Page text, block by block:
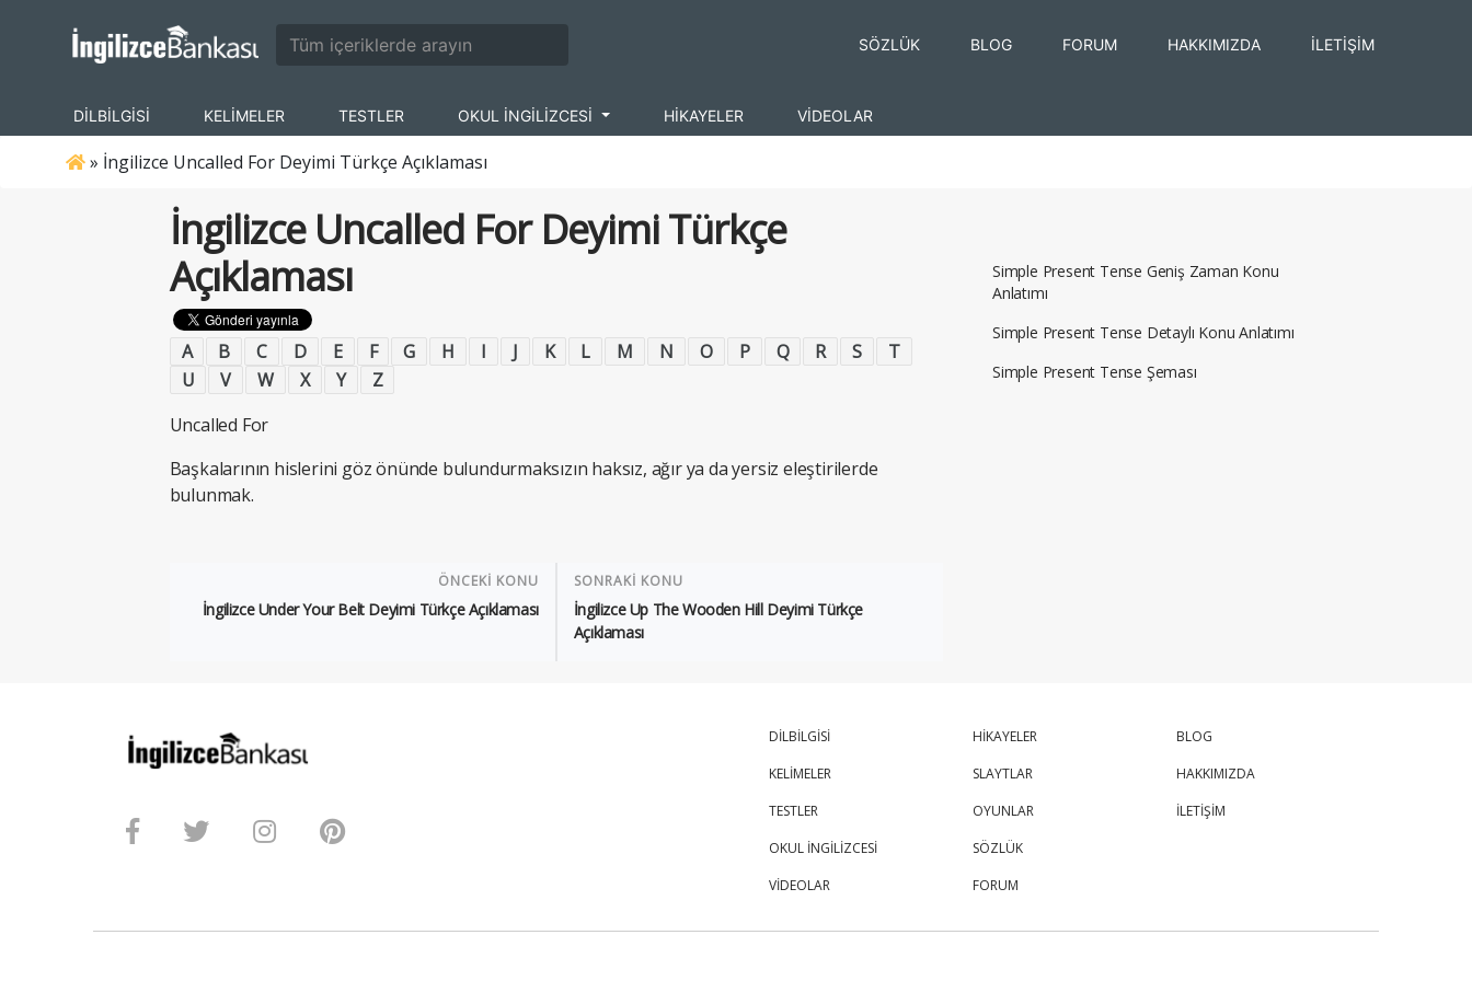
SÖZLÜK BLOG FORUM HAKKIMIZDA İLETİŞİM
DİLBİLGİSİ KELİMELER TESTLER OKUL İNGİLİZCESİ HİKAYELER VİDEOLAR
» İngilizce Uncalled For Deyimi Türkçe Açıklaması
İngilizce Uncalled For Deyimi Türkçe
Açıklaması
A B C D E F G H I J K L M N O P Q R S
T
U
V W X Y
Z
Uncalled For
Başkalarının hislerini göz önünde bulundurmaksızın haksız, ağır ya da yersiz eleştirilerde
bulunmak.
ÖNCEKİ KONU
İngilizce Under Your Belt Deyimi Türkçe Açıklaması
SONRAKİ KONU
İngilizce Up The Wooden Hill Deyimi Türkçe
Açıklaması
Simple Present Tense Geniş Zaman Konu
Anlatımı
Simple Present Tense Detaylı Konu Anlatımı
Simple Present Tense Şeması
DİLBİLGİSİ
KELİMELER
TESTLER
OKUL İNGİLİZCESİ
VİDEOLAR
HİKAYELER
SLAYTLAR
OYUNLAR
SÖZLÜK
FORUM
BLOG
HAKKIMIZDA
İLETİŞİM